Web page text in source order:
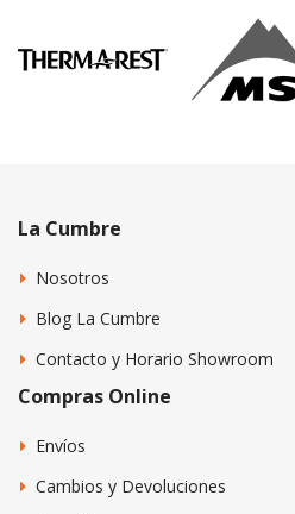
La Cumbre
Nosotros
Blog La Cumbre
Contacto y Horario Showroom
Compras Online
Envíos
Cambios y Devoluciones